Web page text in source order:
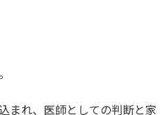
まれ、医師としての判断と家